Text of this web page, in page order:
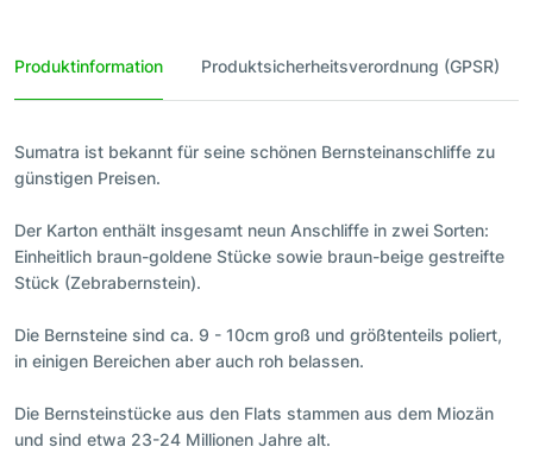
Produktinformation Produktsicherheitsverordnung (GPSR)
Sumatra ist bekannt für seine schönen Bernsteinanschliffe zu
günstigen Preisen.
Der Karton enthält insgesamt neun Anschliffe in zwei Sorten:
Einheitlich braun-goldene Stücke sowie braun-beige gestreifte
Stück (Zebrabernstein).
Die Bernsteine sind ca. 9 - 10cm groß und größtenteils poliert,
in einigen Bereichen aber auch roh belassen.
Die Bernsteinstücke aus den Flats stammen aus dem Miozän
und sind etwa 23-24 Millionen Jahre alt.